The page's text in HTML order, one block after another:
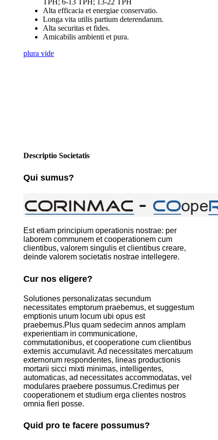
TPH; 6-13 TPH; 13-22 TPH
Alta efficacia et energiae conservatio.
Longa vita utilis partium deterendarum.
Alta securitas et fides.
Amicabilis ambienti et pura.
plura vide
Descriptio Societatis
Qui sumus?
Est etiam principium operationis nostrae: per
laborem communem et cooperationem cum
clientibus, valorem singulis et clientibus creare,
deinde valorem societatis nostrae intellegere.
Cur nos eligere?
Solutiones personalizatas secundum
necessitates emptorum praebemus, et suggestum
emptionis unum locum ubi opus est
praebemus.Plus quam sedecim annos amplam
experientiam in communicatione,
commutationibus, et cooperatione cum clientibus
externis accumulavit. Ad necessitates mercatuum
externorum respondentes, lineas productionis
mortarii sicci mixti minimas, intelligentes,
automaticas, ad necessitates accommodatas, vel
modulares praebere possumus.Credimus per
cooperationem et studium erga clientes nostros
omnia fieri posse.
Quid pro te facere possumus?